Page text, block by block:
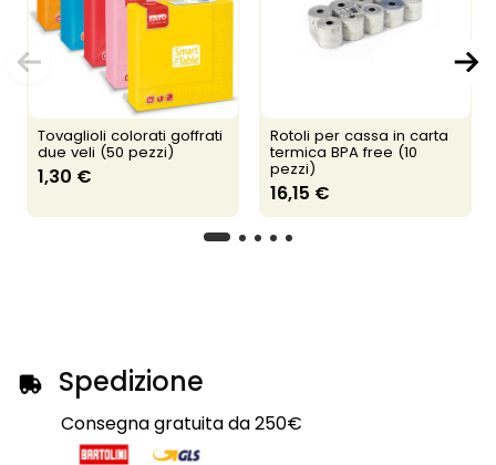
Tovaglioli colorati goffrati
due veli (50 pezzi)
1,30 €
Rotoli per cassa in carta
termica BPA free (10
pezzi)
16,15 €
Spedizione
Consegna gratuita da 250€